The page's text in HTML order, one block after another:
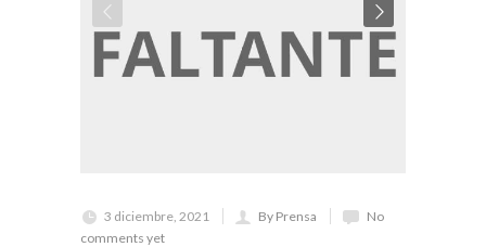
3 diciembre, 2021 By Prensa
No
comments yet